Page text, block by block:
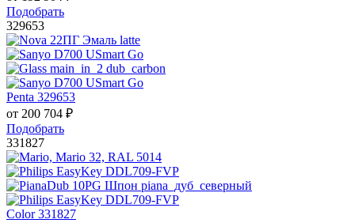
Подобрать
329653
Penta 329653
от 200 704 ₽
Подобрать
331827
Color 331827